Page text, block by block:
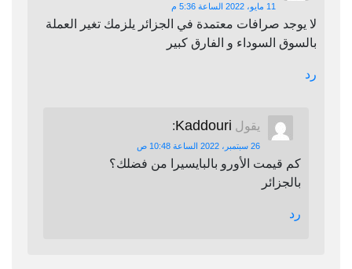
11 مايو، 2022 الساعة 5:36 م
لا يوجد صرافات معتمدة في الجزائر يلزمك تغير العملة
بالسوق السوداء و الفارق كبير
رد
يقول Kaddouri
:
26 سبتمبر، 2022 الساعة 10:48 ص
كم قيمت الأورو بالبايسيرا من فضلك؟
بالجزائر
رد